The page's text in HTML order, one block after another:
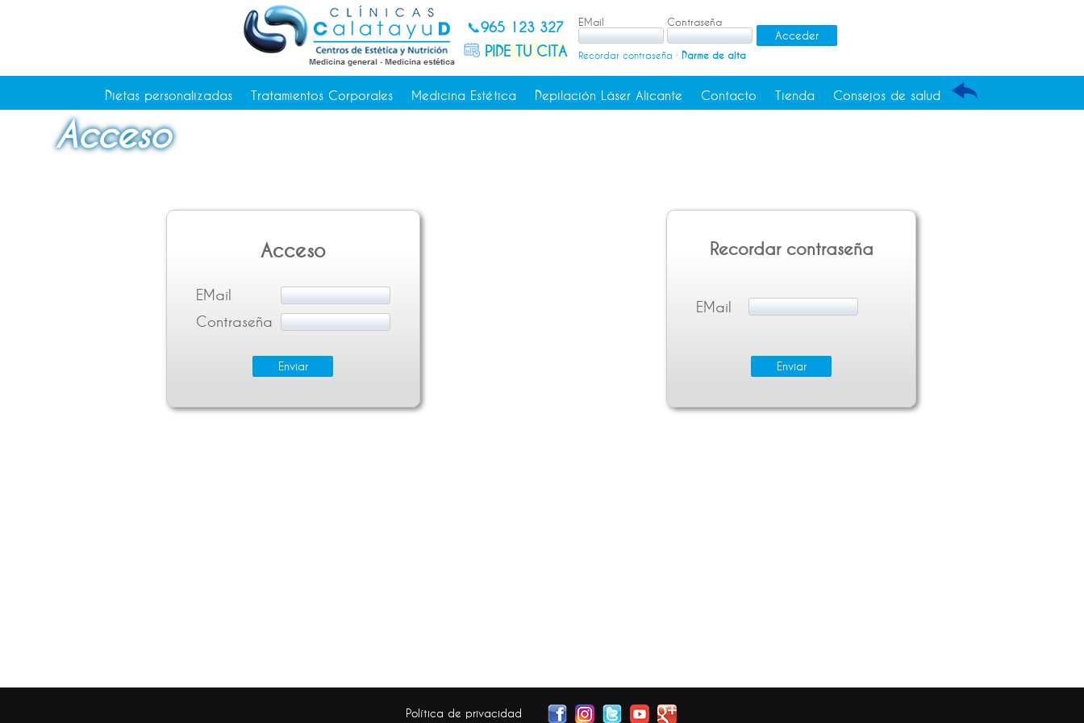
📞965 123 327
PIDE TU CITA
EMail Contraseña
Recordar contraseña · Darme de alta
Dietas personalizadas Tratamientos Corporales Medicina Estética Depilación Láser Alicante Contacto Tienda Consejos de salud
Consejos de salud
Acceso
Acceso
EMail
Contraseña
Recordar contraseña
EMail
Política de privacidad